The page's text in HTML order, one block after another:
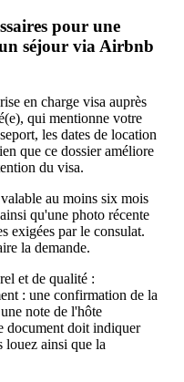
pour une
séjour via Airbnb
en charge visa auprès
qui mentionne votre
les dates de location
que ce dossier améliore
du visa.
au moins six mois
qu'une photo récente
exigées par le consulat.
la demande.
et de qualité :
: une confirmation de la
note de l'hôte
document doit indiquer
louez ainsi que la